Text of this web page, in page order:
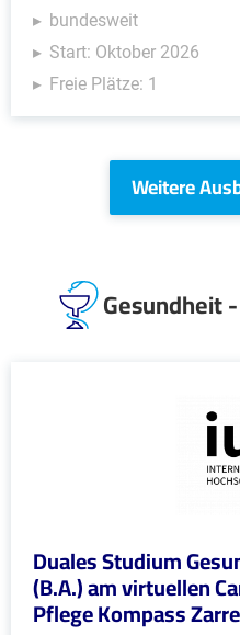
bundesweit
Start: Oktober 2026
Freie Plätze: 1
Weitere
Gesundheit
Duales Studium
(B.A.) am virtuellen
Pflege Kompass